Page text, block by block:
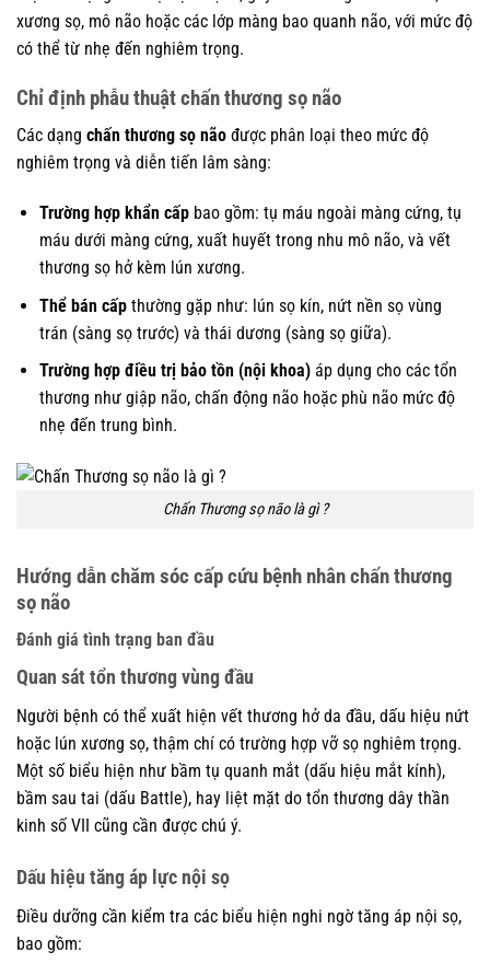
xương sọ, mô não hoặc các lớp màng bao quanh não, với mức độ
có thể từ nhẹ đến nghiêm trọng.
Chỉ định phẫu thuật chấn thương sọ não
Các dạng chấn thương sọ não được phân loại theo mức độ
nghiêm trọng và diễn tiến lâm sàng:
Trường hợp khẩn cấp bao gồm: tụ máu ngoài màng cứng, tụ
máu dưới màng cứng, xuất huyết trong nhu mô não, và vết
thương sọ hở kèm lún xương.
Thể bán cấpthường gặp như: lún sọ kín, nứt nền sọ vùng
trán (sàng sọ trước) và thái dương (sàng sọ giữa).
Trường hợp điều trị bảo tồn (nội khoa)áp dụng cho các tổn
thương như giập não, chấn động não hoặc phù não mức độ
nhẹ đến trung bình.
Chấn Thương sọ não là gì ?
Hướng dẫn chăm sóc cấp cứu bệnh nhân chấn thương
sọ não
Đánh giá tình trạng ban đầu
Quan sát tổn thương vùng đầu
Người bệnh có thể xuất hiện vết thương hở da đầu, dấu hiệu nứt
hoặc lún xương sọ, thậm chí có trường hợp vỡ sọ nghiêm trọng.
Một số biểu hiện như bầm tụ quanh mắt (dấu hiệu mắt kính),
bầm sau tai (dấu Battle), hay liệt mặt do tổn thương dây thần
kinh số VII cũng cần được chú ý.
Dấu hiệu tăng áp lực nội sọ
Điều dưỡng cần kiểm tra các biểu hiện nghi ngờ tăng áp nội sọ,
bao gồm: